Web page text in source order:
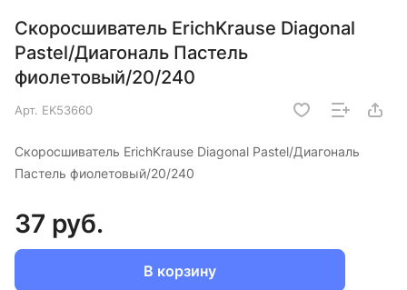
Скоросшиватель ErichKrause Diagonal
Pastel/Диагональ Пастель
фиолетовый/20/240
Арт. EK53660
Скоросшиватель ErichKrause Diagonal Pastel/Диагональ
Пастель фиолетовый/20/240
37 руб.
В корзину